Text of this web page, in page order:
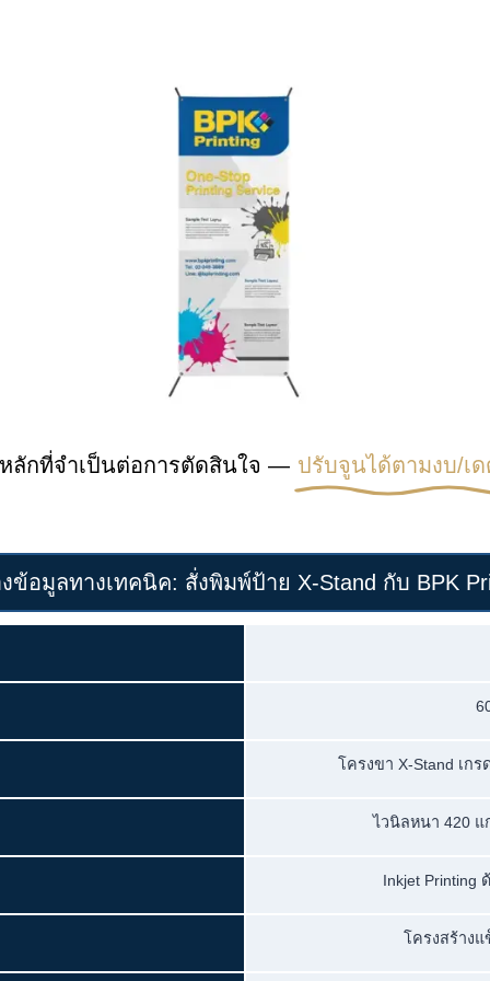
ลักที่จำเป็นต่อการตัดสินใจ — ปรับจูนได้ตามงบ/เ
ข้อมูลทางเทคนิค: สั่งพิมพ์ป้าย X-Stand กับ BPK
โครงขา X-Stand เก
ไวนิลหนา 420 แ
Inkjet Printing
โครงสร้าง